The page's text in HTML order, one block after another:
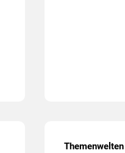
Themenwelten